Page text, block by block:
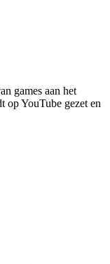
games aan het
op YouTube gezet en